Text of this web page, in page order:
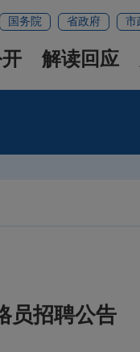
国务院 省政府 市
解读回应
员招聘公告